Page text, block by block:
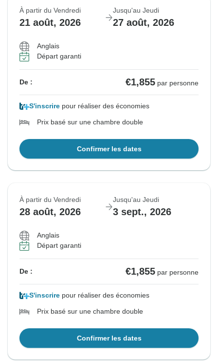
À partir du Vendredi
21 août, 2026
Jusqu'au Jeudi
27 août, 2026
Anglais
Départ garanti
De : €1,855 par personne
S'inscrire pour réaliser des économies
Prix basé sur une chambre double
Confirmer les dates
À partir du Vendredi
28 août, 2026
Jusqu'au Jeudi
3 sept., 2026
Anglais
Départ garanti
De : €1,855 par personne
S'inscrire pour réaliser des économies
Prix basé sur une chambre double
Confirmer les dates